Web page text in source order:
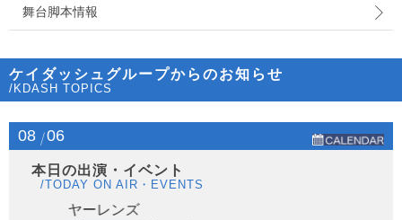
舞台脚本情報
ケイダッシュグループからのお知らせ
/KDASH TOPICS
08 06
本日の出演・イベント
/TODAY ON AIR・EVENTS
ヤーレンズ